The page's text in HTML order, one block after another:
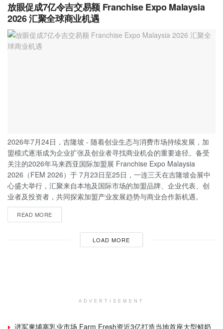
放眼促成7亿令吉交易额 Franchise Expo Malaysia
2026 汇聚全球商业机遇
2026年7月24日，吉隆坡 - 随着创业生态与消费市场持续发展，加
盟模式逐渐成为企业扩张及创业者寻找商业机会的重要途径。备受
关注的2026年马来西亚国际加盟展 Franchise Expo Malaysia
2026（FEM 2026）于 7月23日至25日，一连三天在吉隆坡会展中
心盛大举行，汇聚来自本地及国际市场的加盟品牌、企业代表、创
业者及投资者，共同探索加盟产业发展趋势与商业合作新机遇。
READ MORE
LOAD MORE
ADVERTISEMENT
进军柬埔寨乳业市场 Farm Fresh资近3亿打造当地首座大型鲜奶